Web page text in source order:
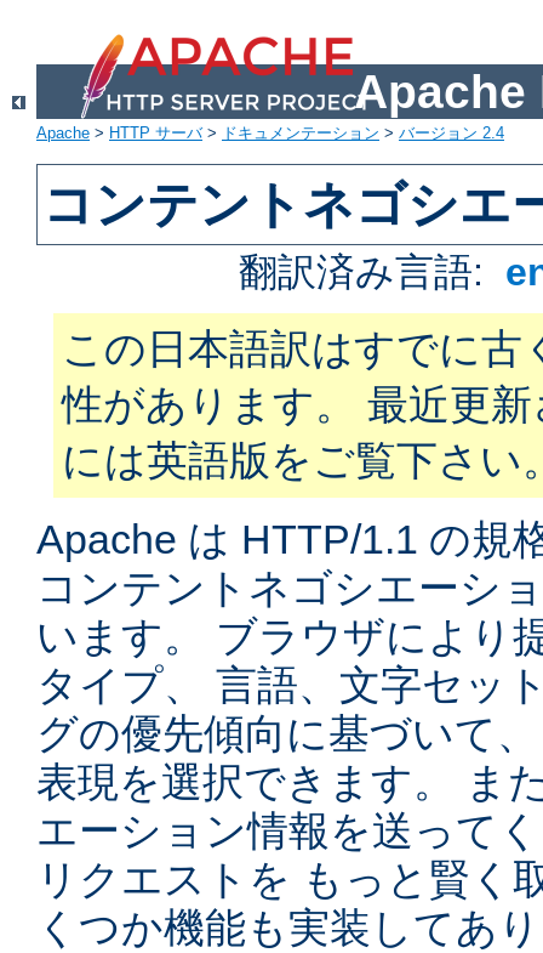
Apache
Apache > HTTP サーバ> ドキュメンテーション > バージョン 2.4
コンテントネゴシエ
翻訳済み言語:
この日本語訳はすでに古
性があります。 最近更
には英語版をご覧下さい
Apache は HTTP/1.1 の規
コンテントネゴシエーシ
います。 ブラウザにより
タイプ、 言語、文字セッ
グの優先傾向に基づいて
表現を選択できます。 ま
エーション情報を送って
リクエストを もっと賢く
くつか機能も実装してあ